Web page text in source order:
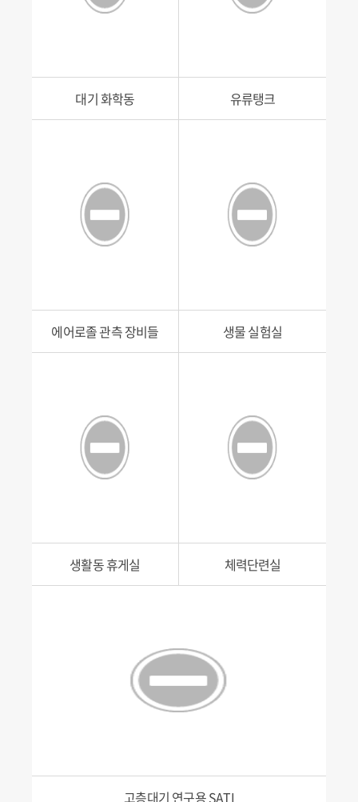
대기 화학동 유류탱크
에어로졸 관측 장비들 생물 실험실
생활동 휴게실 체력단련실
고층대기 연구용 SATI